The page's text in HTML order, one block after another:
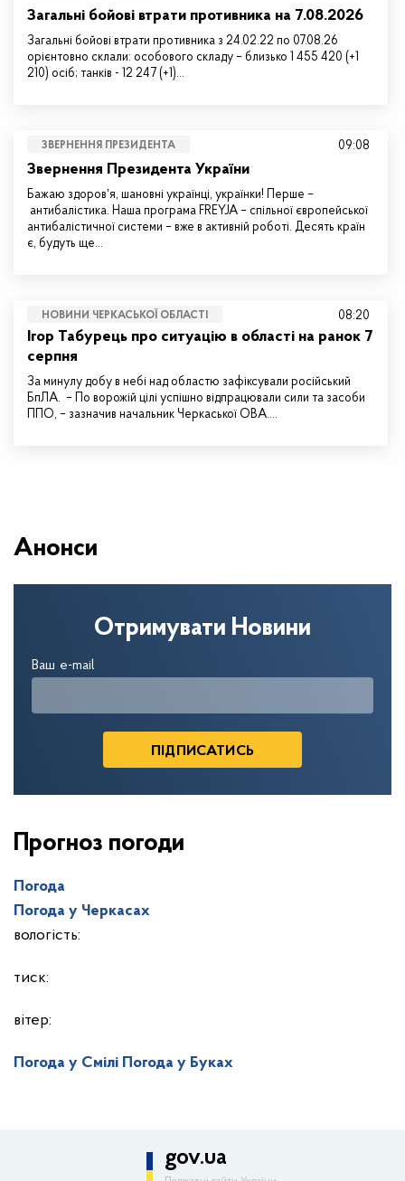
Загальні бойові втрати противника на 7.08.2026
Загальні бойові втрати противника з 24.02.22 по 07.08.26
орієнтовно склали: особового складу – близько 1 455 420 (+1
210) осіб; танків - 12 247 (+1)…
ЗВЕРНЕННЯ ПРЕЗИДЕНТА
Звернення Президента України
Бажаю здоровʼя, шановні українці, українки! Перше –
антибалістика. Наша програма FREYJA – спільної європейської
антибалістичної системи – вже в активній роботі. Десять країн
є, будуть ще…
09:08
НОВИНИ ЧЕРКАСЬКОЇ ОБЛАСТІ
Ігор Табурець про ситуацію в області на ранок 7
серпня
За минулу добу в небі над областю зафіксували російський
БпЛА. – По ворожій цілі успішно відпрацювали сили та засоби
ППО, – зазначив начальник Черкаської ОВА.…
08:20
Анонси
Отримувати Новини
Ваш e-mail
Прогноз погоди
Погода
Погода у Черкасах
вологість:
тиск:
вітер:
Погода у Смілі Погода у Буках
gov.ua